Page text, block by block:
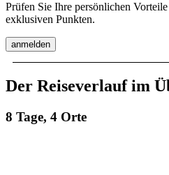
Prüfen Sie Ihre persönlichen
exklusiven Punkten.
anmelden
Der Reiseverlauf im
8 Tage, 4 Orte